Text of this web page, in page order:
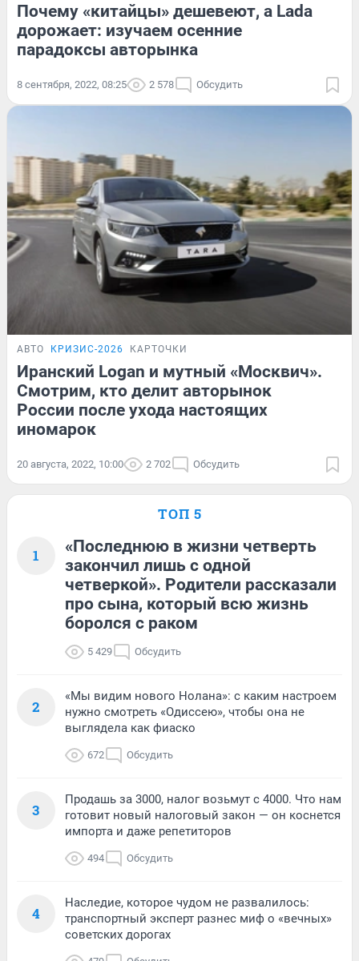
Почему «китайцы» дешевеют, а Lada
дорожает: изучаем осенние
парадоксы авторынка
8 сентября, 2022, 08:25 2 578 Обсудить
АВТО КРИЗИС-2026 КАРТОЧКИ
Иранский Logan и мутный «Москвич».
Смотрим, кто делит авторынок
России после ухода настоящих
иномарок
20 августа, 2022, 10:00 2 702 Обсудить
ТОП 5
1
«Последнюю в жизни четверть
закончил лишь с одной
четверкой». Родители рассказали
про сына, который всю жизнь
боролся с раком
5 429 Обсудить
2
«Мы видим нового Нолана»: с каким настроем
нужно смотреть «Одиссею», чтобы она не
выглядела как фиаско
672 Обсудить
3
Продашь за 3000, налог возьмут с 4000. Что нам
готовит новый налоговый закон — он коснется
импорта и даже репетиторов
494 Обсудить
4
Наследие, которое чудом не развалилось:
транспортный эксперт разнес миф о «вечных»
советских дорогах